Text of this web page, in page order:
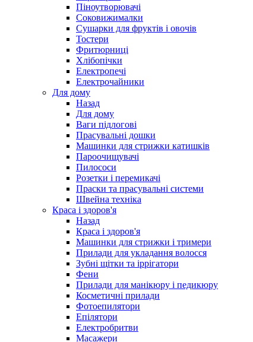
Піноутворювачі
Соковижималки
Сушарки для фруктів і овочів
Тостери
Фритюрниці
Хлібопічки
Електропечі
Електрочайники
Для дому
Назад
Для дому
Ваги підлогові
Прасувальні дошки
Машинки для стрижки катишків
Пароочищувачі
Пилососи
Розетки і перемикачі
Праски та прасувальні системи
Швейна техніка
Краса і здоров'я
Назад
Краса і здоров'я
Машинки для стрижки і тримери
Прилади для укладання волосся
Зубні щітки та іррігатори
Фени
Прилади для манікюру і педикюру
Косметичні прилади
Фотоепилятори
Епілятори
Електробритви
Масажери